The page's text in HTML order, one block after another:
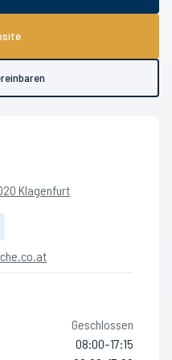
Klagenfurt
Geschlossen
08:00–17:15